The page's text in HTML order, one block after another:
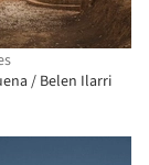
/ Belen Ilarri